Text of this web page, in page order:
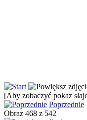
[Aby zobaczyć pokaz
Poprzednie
Obraz 468 z 542